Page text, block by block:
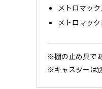
メトロマック
メトロマッ
※棚の止め具で
※キャスターは